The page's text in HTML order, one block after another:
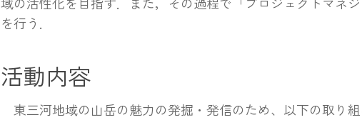
を行う．
活動内容
東三河地域の山岳の魅力の発掘・発信のため、以下の取り